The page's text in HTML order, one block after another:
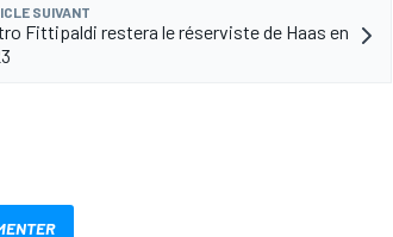
SUIVANT
Fittipaldi restera le réserviste de Haas en